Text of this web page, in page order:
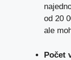
od 20
ale
Počet